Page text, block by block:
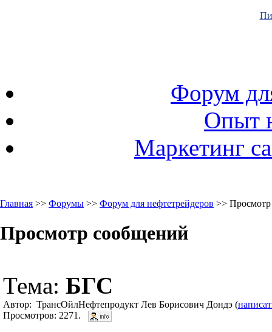
Форум
Опыт
Маркетинг
Главная >> Форумы >> Форум для нефтетрейдеров >>
Просмотр сообщений
Тема: БГС
Автор: ТрансОйлНефтепродукт Лев Борисович Дондэ (
Просмотров: 2271.